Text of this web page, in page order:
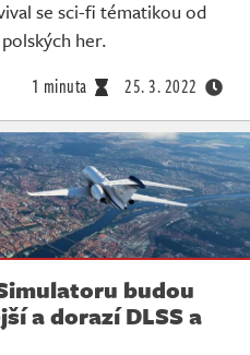
se sci-fi tématikou od
her.
1 minuta 25. 3. 2022
budou
a dorazí DLSS a